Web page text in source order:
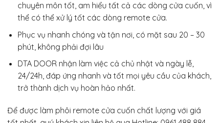
chuyên môn tốt, am hiểu tất cả các dòng cửa cuốn, vì
thể có thể xử lý tốt các dòng remote cửa.
Phục vụ nhanh chóng và tận nơi, có mặt sau 20 – 30
phút, không phải đợi lâu
DTA DOOR nhận làm việc cả chủ nhật và ngày lễ,
24/24h, đáp ứng nhanh và tốt mọi yêu cầu của khách,
trở thành dịch vụ hoàn hảo nhất.
Để được làm phôi remote cửa cuốn chất lượng với giá